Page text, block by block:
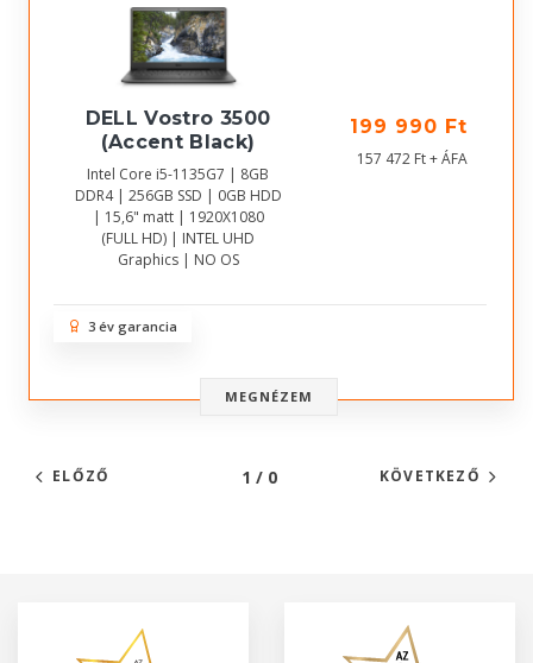
DELL Vostro 3500
(Accent Black)
Intel Core i5-1135G7 | 8GB
DDR4 | 256GB SSD | 0GB HDD
| 15,6" matt | 1920X1080
(FULL HD) | INTEL UHD
Graphics | NO OS
199 990 Ft
157 472 Ft + ÁFA
3 év garancia
MEGNÉZEM
ELŐZŐ 1 / 0 KÖVETKEZŐ